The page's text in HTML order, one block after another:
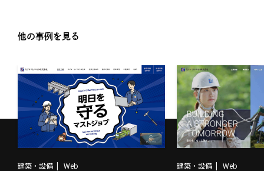
他の事例を見る
建築・設備 Web 建築・設備 Web